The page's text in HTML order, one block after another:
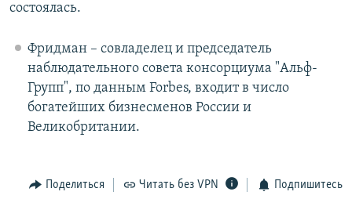
состоялась.
Фридман – совладелец и председатель
наблюдательного совета консорциума "Альф-
Групп", по данным Forbes, входит в число
богатейших бизнесменов России и
Великобритании.
Поделиться Читать без VPN Подпишитесь